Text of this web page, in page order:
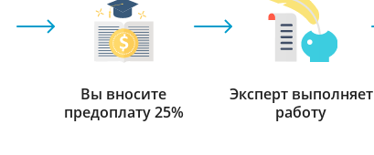
Вы вносите
предоплату 25%
Эксперт выполняет
работу